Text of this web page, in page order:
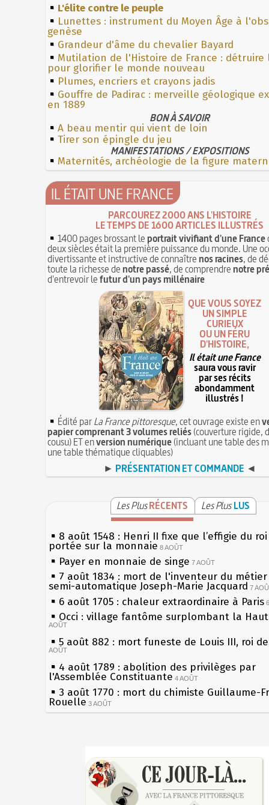
L'élite contre le peuple
Lunettes : instrument du Moyen Âge à
genèse
Grandeur d'âme du chevalier Bayard
Mutilation de l'Histoire de France : détruire
pour glorifier le monde nouveau
Plumes, encriers et crayons jadis
Gouffre de Padirac : merveille géologique
en 1889
BON À SAVOIR
A beau mentir qui vient de loin
Tirer son épingle du jeu
MANIFESTATIONS / EXPOSITIONS
Maternités, archéologie de la figure
IL ÉTAIT UNE FRANCE
PARCOUREZ 2000 ANS L'HISTOIRE
LE TEMPS DE 1600 ARTICLES ILLUSTRÉS
1400 pages brossant leportrait vivifiant d'une France
deux siècles était la première puissance du monde. Une
divertissante et instructive de connaîtrenos racines, de
toute la richesse denotre passé, de comprendrenotre
d'entrevoir lefutur d'un pays millénaire
QUE VOUS SOYEZ
UN SIMPLE
CURIEUX
OU UN FÉRU
D'HISTOIRE,
Il était une France
saura vous ravir
par ses récits
abondamment
illustrés !
Édité parLa France pittoresque, cet ouvrage existe en
papier comprenant 3 volumes reliés(couverture rigide,
cousu) ET enversion numérique(incluant une table des
une table thématique cliquables)
► PRÉSENTATION ET COMMANDE ◄
Les PlusRÉCENTS Les Plus LUS
8 août 1548 : Henri II fixe que l’effigie du
portée sur la monnaie 8 AOÛT
Payer en monnaie de singe 7 AOÛT
7 août 1834 : mort de l'inventeur du
semi-automatique Joseph-Marie Jacquard 7
6 août 1705 : chaleur extraordinaire à Paris
Occi : village fantôme surplombant la
AOÛT
5 août 882 : mort funeste de Louis III, roi
AOÛT
4 août 1789 : abolition des privilèges par
l'Assemblée Constituante 4 AOÛT
3 août 1770 : mort du chimiste Guillaume-
Rouelle 3 AOÛT
1er août 1589 : Henri III est poignardé à
par Jacques Clément, moine jacobin 1ER AOÛT
31 juillet 1899 : décret instaurant les
les siècles
27 mai 1610 : supplice de François
du roi Henri IV
Pierre qui roule n'amasse pas mousse